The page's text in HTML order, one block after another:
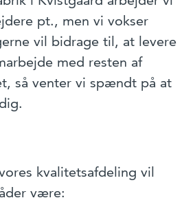
pt., men vi vokser
vil bidrage til, at levere
med resten af
så venter vi spændt på at
kvalitetsafdeling vil
være: